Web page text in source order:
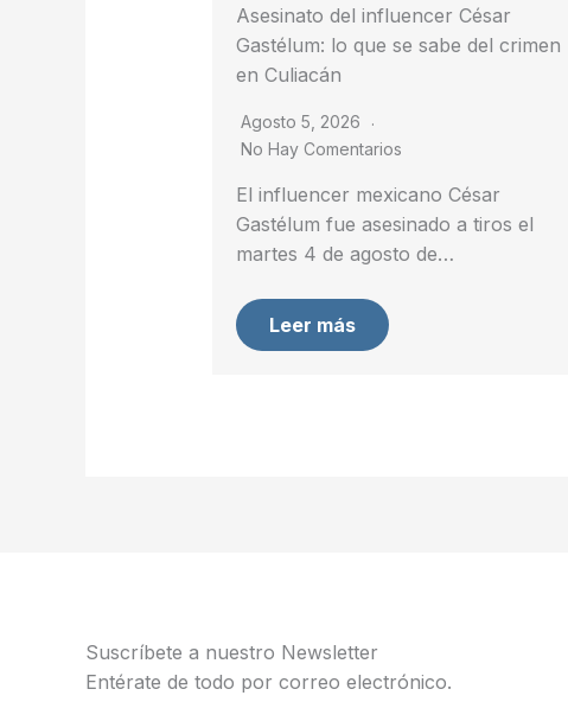
Asesinato del influencer César
Gastélum: lo que se sabe del crimen
en Culiacán
Agosto 5, 2026
No Hay Comentarios
El influencer mexicano César
Gastélum fue asesinado a tiros el
martes 4 de agosto de…
Leer más
Suscríbete a nuestro Newsletter
Entérate de todo por correo electrónico.